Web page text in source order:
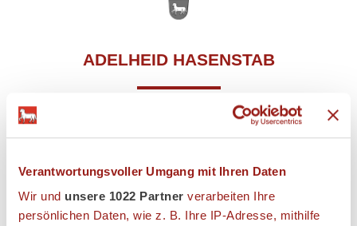
Verantwortungsvoller Umgang mit Ihren Daten
Wir und unsere 1022 Partner verarbeiten Ihre
persönlichen Daten, wie z. B. Ihre IP-Adresse, mithilfe
ADELHEID HASENSTAB
Telefon: +49 6092 944 0